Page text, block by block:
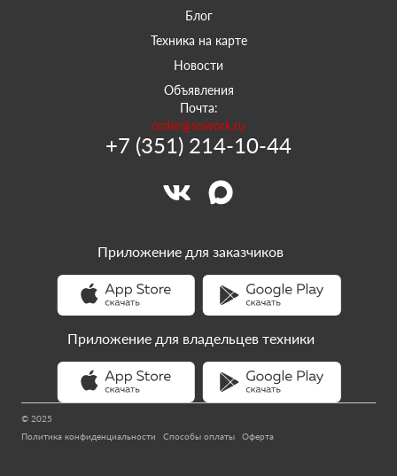
Блог
Техника на карте
Новости
Объявления
Почта:
order@sowork.ru
+7 (351) 214-10-44
© 2025
Политика конфиденциальности
Способы оплаты Оферта
Приложение для заказчиков
Приложение для владельцев техники